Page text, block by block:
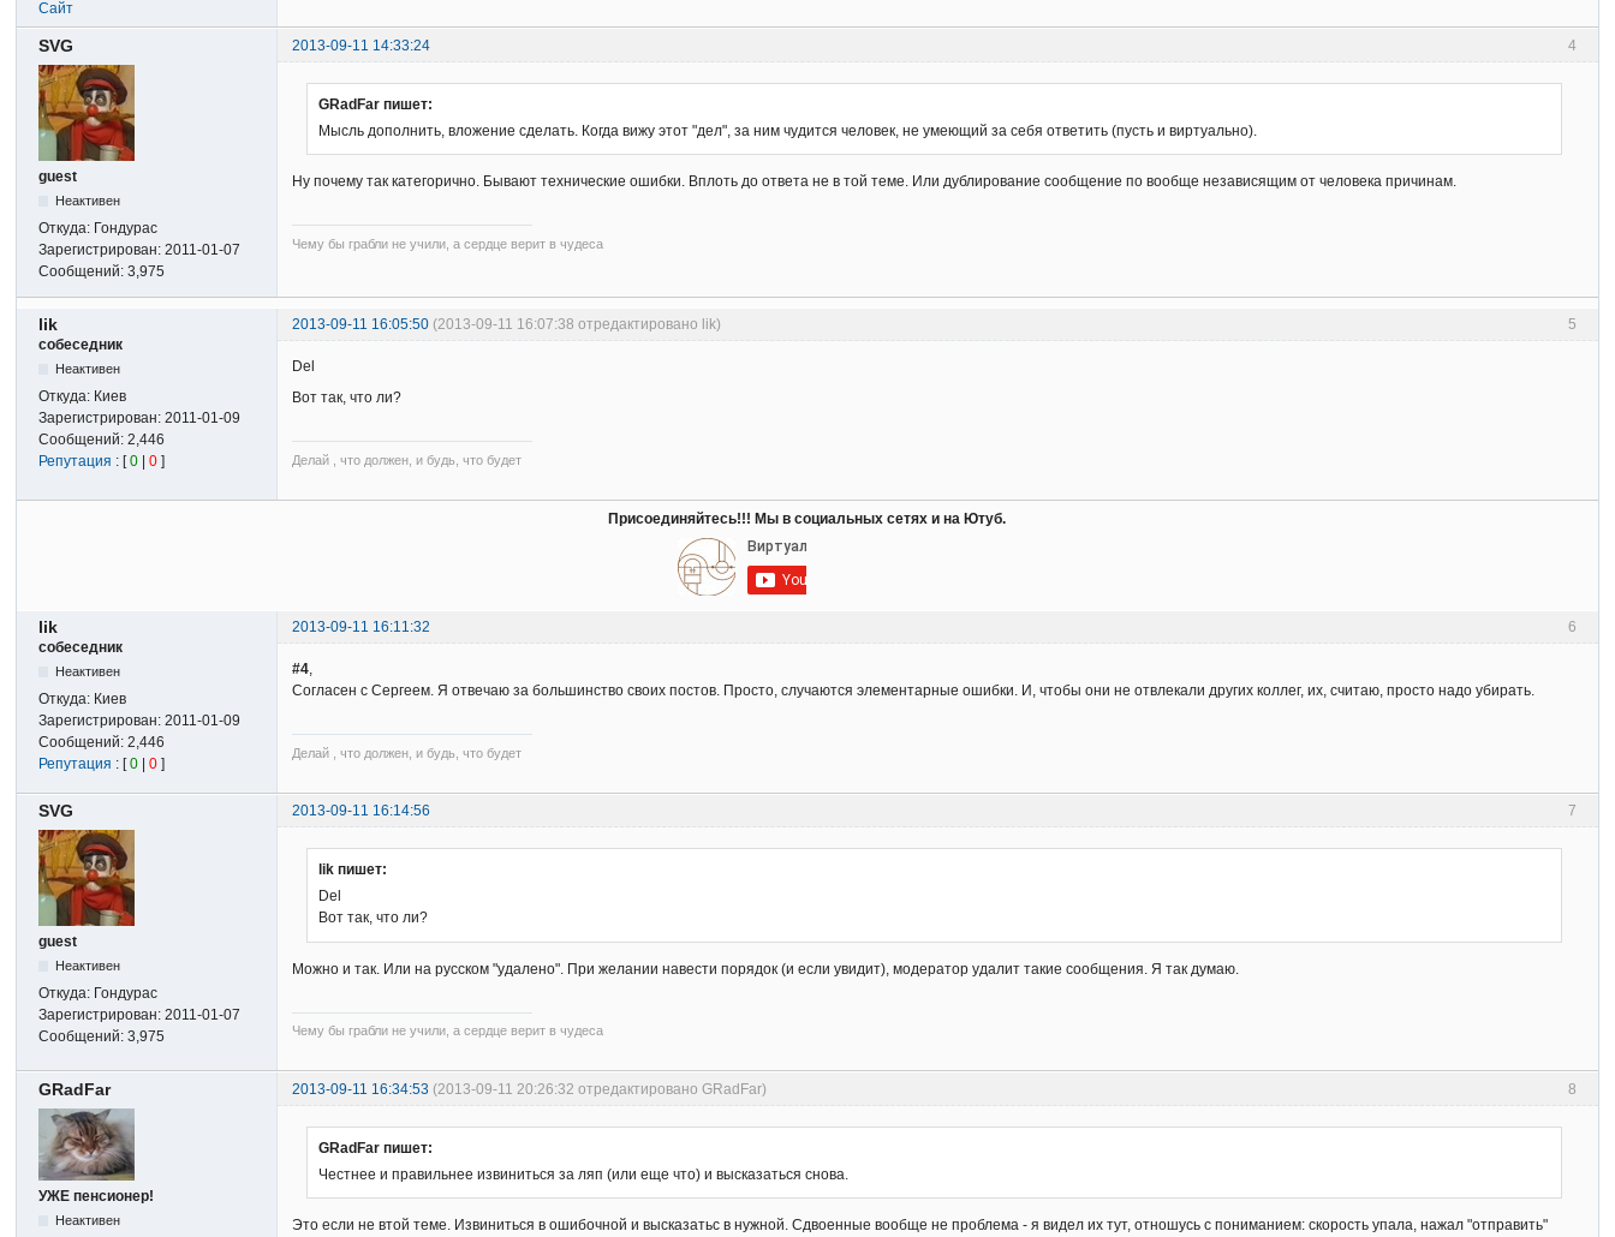
Сайт
4
SVG 2013-09-11 14:33:24
guest
Неактивен
Откуда: Гондурас
Зарегистрирован:2011-01-07
Сообщений:3,975
GRadFar пишет:
Мысль дополнить, вложение сделать. Когда вижу этот "дел", за ним чудится человек, не умеющий за себя ответить (пусть и виртуально).
Ну почему так категорично. Бывают технические ошибки. Вплоть до ответа не в той теме. Или дублирование сообщение по вообще независящим от человека причинам.
Чему бы грабли не учили, а сердце верит в чудеса
5
lik 2013-09-11 16:05:50 (2013-09-11 16:07:38 отредактировано lik)
собеседник
Неактивен
Откуда: Киев
Зарегистрирован:2011-01-09
Сообщений:2,446
Репутация : [0 |0 ]
Del
Вот так, что ли?
Делай , что должен, и будь, что будет
Присоединяйтесь!!! Мы в социальных сетях и на Ютуб.
6
lik
2013-09-11 16:11:32
собеседник
Неактивен
Откуда: Киев
Зарегистрирован:2011-01-09
Сообщений:2,446
Репутация : [0 |0 ]
#4,
Согласен с Сергеем. Я отвечаю за большинство своих постов. Просто, случаются элементарные ошибки. И, чтобы они не отвлекали других коллег, их, считаю, просто надо убирать.
Делай , что должен, и будь, что будет
7
SVG 2013-09-11 16:14:56
guest
Неактивен
Откуда: Гондурас
Зарегистрирован:2011-01-07
Сообщений:3,975
lik пишет:
Del
Вот так, что ли?
Можно и так. Или на русском "удалено". При желании навести порядок (и если увидит), модератор удалит такие сообщения. Я так думаю.
Чему бы грабли не учили, а сердце верит в чудеса
8
GRadFar 2013-09-11 16:34:53 (2013-09-11 20:26:32 отредактировано GRadFar)
УЖЕ пенсионер!
Неактивен
GRadFar пишет:
Честнее и правильнее извиниться за ляп (или еще что) и высказаться снова.
Это если не втой теме. Извиниться в ошибочной и высказатьс в нужной. Сдвоенные вообще не проблема - я видел их тут, отношусь с пониманием: скорость упала, нажал "отправить"